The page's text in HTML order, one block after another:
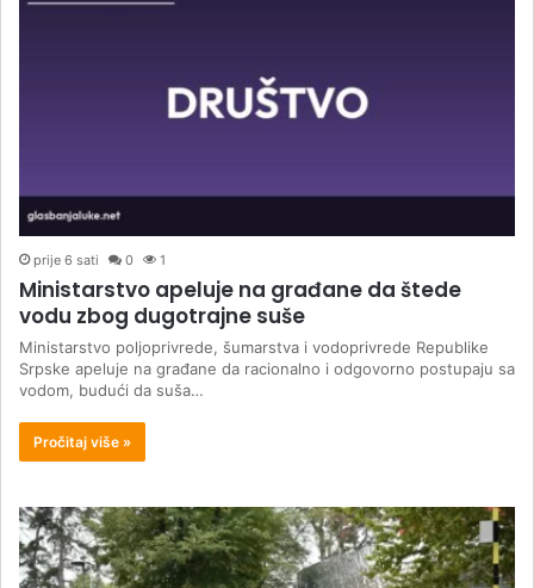
prije 6 sati 0 1
Ministarstvo apeluje na građane da štede
vodu zbog dugotrajne suše
Ministarstvo poljoprivrede, šumarstva i vodoprivrede Republike
Srpske apeluje na građane da racionalno i odgovorno postupaju sa
vodom, budući da suša…
Pročitaj više »